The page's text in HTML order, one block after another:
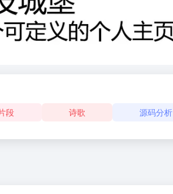
段 诗歌 源码分析